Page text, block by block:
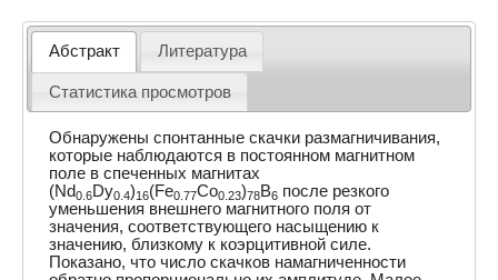
Абстракт Литература
Статистика просмотров
Обнаружены спонтанные скачки размагничивания,
которые наблюдаются в постоянном магнитном
поле в спеченных магнитах
(Nd0.6Dy0.4)16(Fe0.77Co0.23)78B6 после резкого
уменьшения внешнего магнитного поля от
значения, соответствующего насыщению к
значению, близкому к коэрцитивной силе.
Показано, что число скачков намагниченности